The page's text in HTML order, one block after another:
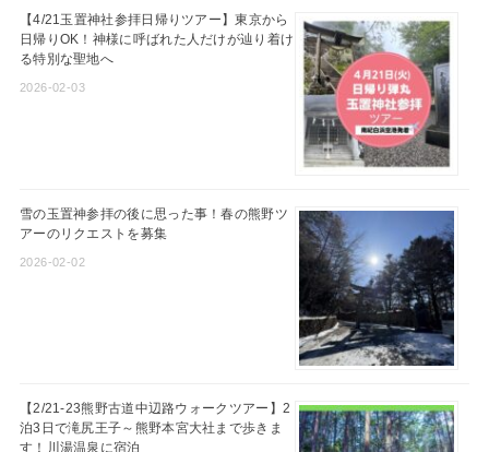
【4/21玉置神社参拝日帰りツアー】東京から
日帰りOK！神様に呼ばれた人だけが辿り着け
る特別な聖地へ
2026-02-03
雪の玉置神参拝の後に思った事！春の熊野ツ
アーのリクエストを募集
2026-02-02
【2/21-23熊野古道中辺路ウォークツアー】2
泊3日で滝尻王子～熊野本宮大社まで歩きま
す！川湯温泉に宿泊